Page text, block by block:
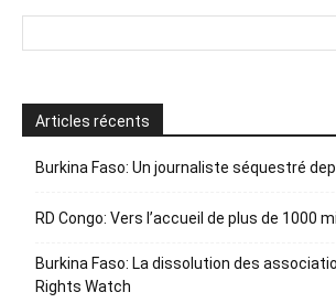
Articles récents
Burkina Faso: Un journaliste séquestré
RD Congo: Vers l’accueil de plus de 1000
Burkina Faso: La dissolution des
Rights Watch